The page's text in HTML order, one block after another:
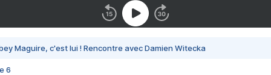
Maguire, c'est lui ! Rencontre avec Damien Witecka
6